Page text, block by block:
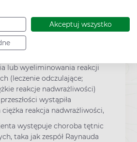
Akceptuj wszystko
występuje czynna lub w
(ciężka wysypka
lub wyeliminowania reakcji
(leczenie odczulające;
reakcje nadwrażliwości)
wystąpiła
reakcja nadwrażliwości,
występuje choroba tętnic
taka jak zespół Raynauda